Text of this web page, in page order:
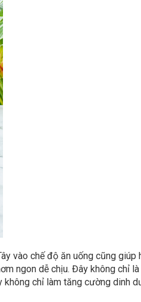
vào chế độ ăn uống cũng giúp
ngon dễ chịu. Đây không chỉ
chỉ làm tăng cường dinh